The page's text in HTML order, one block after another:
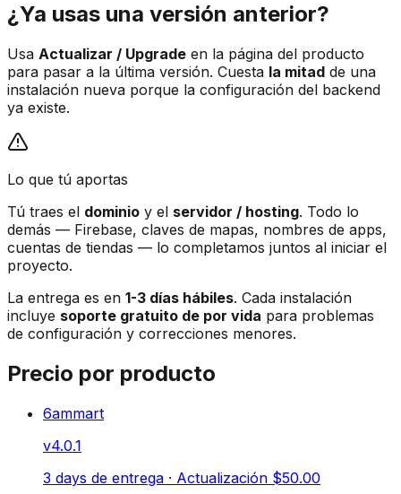
¿Ya usas una versión anterior?
Usa Actualizar / Upgrade en la página del producto
para pasar a la última versión. Cuesta la mitad de una
instalación nueva porque la configuración del backend
ya existe.
Lo que tú aportas
Tú traes el dominio y el servidor / hosting. Todo lo
demás — Firebase, claves de mapas, nombres de apps,
cuentas de tiendas — lo completamos juntos al iniciar el
proyecto.
La entrega es en 1-3 días hábiles. Cada instalación
incluye soporte gratuito de por vida para problemas
de configuración y correcciones menores.
Precio por producto
6ammart
v4.0.1
3 days de entrega · Actualización $50.00